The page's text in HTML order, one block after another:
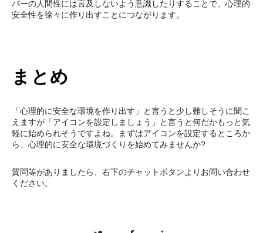
バーの人間性には言及しないよう意識したりすることで、心理的
安全性を徐々に作り出すことにつながります。
まとめ
「心理的に安全な環境を作り出す」と言うと少し難しそうに聞こ
えますが「アイコンを設定しましょう」と言うと何だかもっと気
軽に始められそうですよね。まずはアイコンを設定するところか
ら、心理的に安全な環境づくりを始めてみませんか?
質問等がありましたら、右下のチャットボタンよりお問い合わせ
ください。